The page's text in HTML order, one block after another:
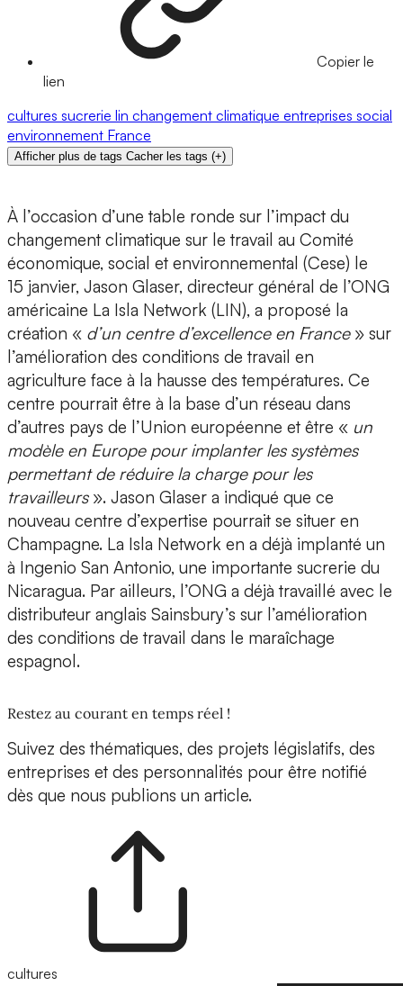
Copier le
lien
cultures sucrerie lin changement climatique entreprises social
environnement France
Afficher plus de tags Cacher les tags (+)
À l’occasion d’une table ronde sur l’impact du
changement climatique sur le travail au Comité
économique, social et environnemental (Cese) le
15 janvier, Jason Glaser, directeur général de l’ONG
américaine La Isla Network (LIN), a proposé la
création « d’un centre d’excellence en France» sur
l’amélioration des conditions de travail en
agriculture face à la hausse des températures. Ce
centre pourrait être à la base d’un réseau dans
d’autres pays de l’Union européenne et être « un
modèle en Europe pour implanter les systèmes
permettant de réduire la charge pour les
travailleurs». Jason Glaser a indiqué que ce
nouveau centre d’expertise pourrait se situer en
Champagne. La Isla Network en a déjà implanté un
à Ingenio San Antonio, une importante sucrerie du
Nicaragua. Par ailleurs, l’ONG a déjà travaillé avec le
distributeur anglais Sainsbury’s sur l’amélioration
des conditions de travail dans le maraîchage
espagnol.
Restez au courant en temps réel !
Suivez des thématiques, des projets législatifs, des
entreprises et des personnalités pour être notifié
dès que nous publions un article.
cultures